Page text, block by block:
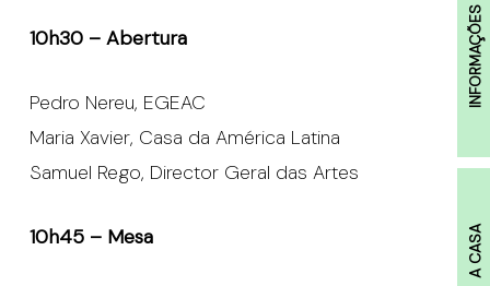
INFORMAÇÕES
A CASA
10h30 – Abertura
Pedro Nereu, EGEAC
Maria Xavier, Casa da América Latina
Samuel Rego, Director Geral das Artes
10h45 – Mesa